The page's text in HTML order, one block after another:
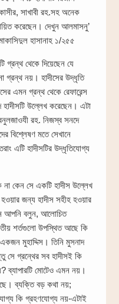
সাখাবী রহ.সহ অনেক
করেছেন। দেখুন আলমাসনু’
হাসানাহ ১/২৫৫
গ্রন্থ থেকে দিয়েছেন যে
গ্রন্থ নয়। হাদীসের উদ্ধৃতি
এমন গ্রন্থ থেকে রেফারেন্স
হাদীসটি উল্লেখ করেছেন। এটা
রহ. নিজস্ব সনদে
বিশ্লেষণ মতে সেখানে
এটি হাদীসটির উদ্ধৃতিযোগ্য
কেন সে একটি হাদীস উল্লেখ
জন্য হাদীস সহীহ হওয়ার
আপনি বলুন, আলোচিত
শর্তগুলো উপস্থিত আছে কি
মুহাদ্দিস। তিনি মুসনাদ
সে গ্রন্থের সব হাদীসই কি
ব্যাপারটি মোটেও এমন নয়।
ব্যক্তি বড় কথা নয়;
কি গ্রহণযোগ্য নয়-এটাই